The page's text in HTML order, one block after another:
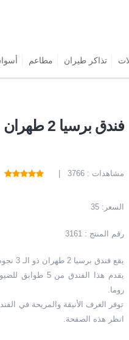
تذاكر طيران مطاعم
فندق برسيا 2 طهران
مشاهدات : 3766 |
السعر:35
رقم المنتج : 3161
يقع فندق برسيا 2 طهران ذو الـ 3 نجوم في بداية شارع وليعصر، بالقرب من محطة قطار طهران السكك الحديدية.
يقدم هذا
روما.
انظر هذه الصفحة.